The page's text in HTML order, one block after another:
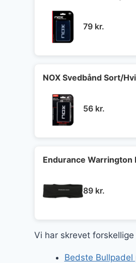
79 kr.
NOX Svedbånd Sort/
56 kr.
Endurance Warrington
89 kr.
Vi har skrevet
Bedste